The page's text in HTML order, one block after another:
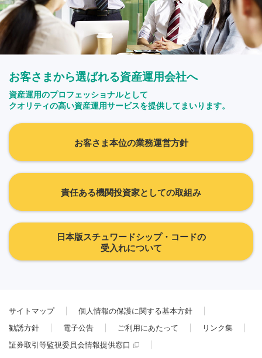
お客さまから選ばれる資産運用会社へ
資産運用のプロフェッショナルとして
クオリティの高い資産運用サービスを提供してまいります。
お客さま本位の業務運営方針
責任ある機関投資家としての取組み
日本版スチュワードシップ・コードの
受入れについて
サイトマップ
個人情報の保護に関する基本方針
勧誘方針
電子公告 ご利用にあたって
リンク集
証券取引等監視委員会情報提供窓口